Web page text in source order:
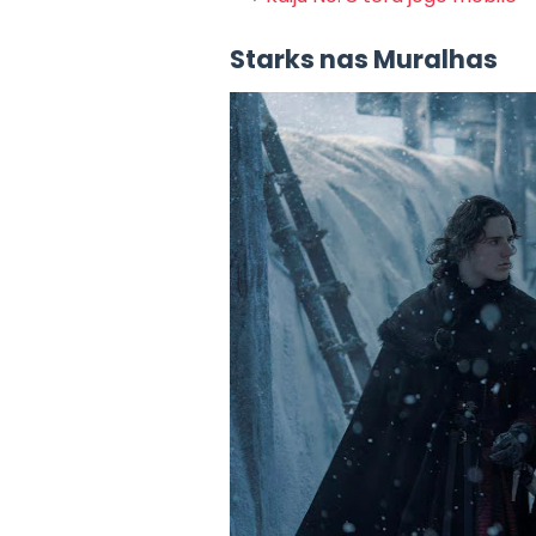
Starks nas Muralhas